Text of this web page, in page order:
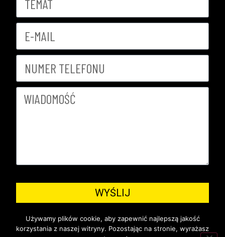
WYŚLIJ
Używamy plików cookie, aby zapewnić najlepszą jakość
korzystania z naszej witryny. Pozostając na stronie, wyrażasz